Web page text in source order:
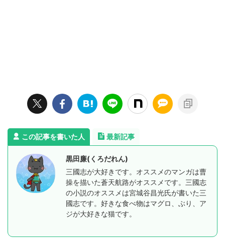
この記事を書いた人 最新記事
黒田廉(くろだれん)
三國志が大好きです。オススメのマンガは曹
操を描いた蒼天航路がオススメです。三國志
の小説のオススメは宮城谷昌光氏が書いた三
國志です。好きな食べ物はマグロ、ぶり、ア
ジが大好きな猫です。